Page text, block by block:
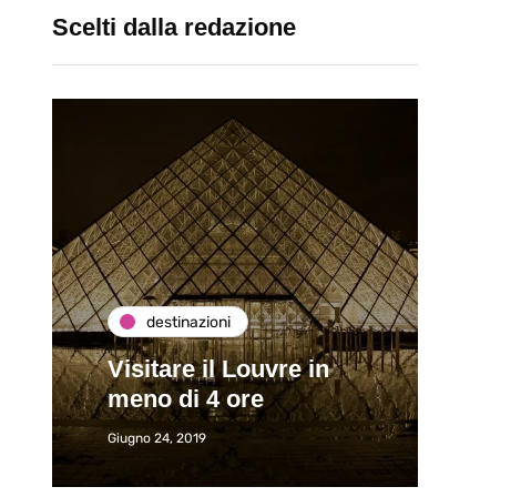
Scelti dalla redazione
destinazioni
Visitare il Louvre in
meno di 4 ore
Giugno 24, 2019